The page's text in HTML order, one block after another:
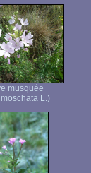
musquée
L.)